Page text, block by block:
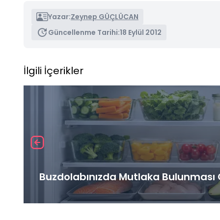
Yazar:Zeynep GÜÇLÜCAN
Güncellenme Tarihi:18 Eylül 2012
İlgili İçerikler
Buzdolabınızda Mutlaka Bulunması